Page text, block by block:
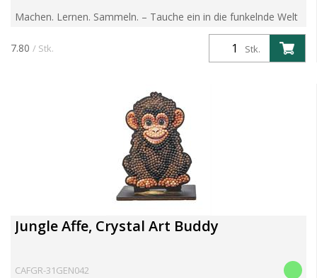
Machen. Lernen. Sammeln. – Tauche ein in die funkelnde Welt
der Crystal Art Wildlife Buddies! Entdecke die brandneue
Crystal Art Wildlife Buddies Kollektion – eine faszin...Stk.
7.80 / Stk.
Jungle Affe, Crystal Art Buddy
CAFGR-31GEN042